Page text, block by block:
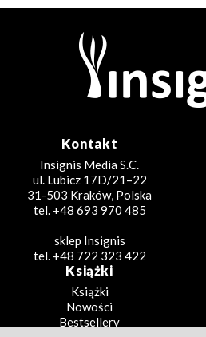
Kontakt
Insignis Media S.C.
ul. Lubicz 17D/21–22
31-503 Kraków, Polska
tel. +48 693 970 485
sklep Insignis
tel. +48 722 323 422
Książki
Książki
Nowości
Bestsellery